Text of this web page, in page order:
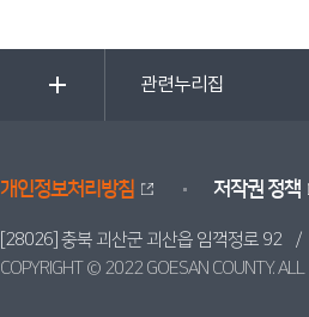
관련누리집
개인정보처리방침 저작권 정책
[28026] 충북 괴산군 괴산읍 임꺽정로 92
COPYRIGHT © 2022 GOESAN COUNTY. ALL